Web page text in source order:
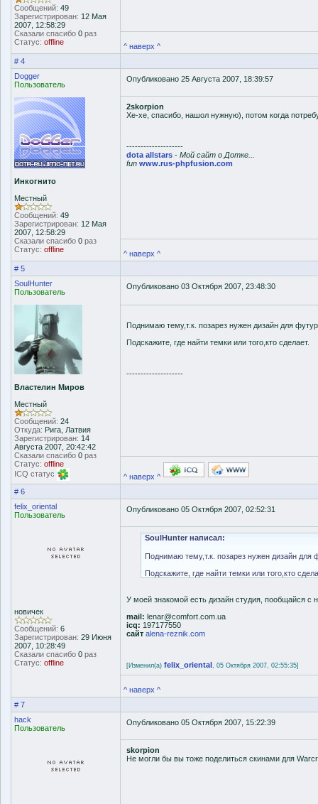
Сообщений: 49
Зарегистрирован: 12 Мая
2007, 12:58:29
Сказали спасибо 0 раз
Статус: offline
^ наверх ^
# 4
Dogger
Пользователь
Инкогнито
Местный
Сообщений: 49
Зарегистрирован: 12 Мая
2007, 12:58:29
Сказали спасибо 0 раз
Статус: offline
Опубликовано 25 Августа 2007, 18:39:57
2skorpion
Хе-хе, спасибо, нашол нужную), потом когда
--------------------
dota allstars - Мой сайт о Дотке...
fun www.rus-phpfusion.com
^ наверх ^
# 5
SoulHunter
Пользователь
Властелин Миров
Местный
Сообщений: 24
Откуда: Рига, Латвия
Зарегистрирован: 14
Августа 2007, 20:42:42
Сказали спасибо 0 раз
Статус: offline
ICQ статус
Опубликовано 03 Октября 2007, 23:48:30
Поднимаю тему,т.к. позарез нужен дизайн для
Подскажите, где найти темки или того,кто сделает.
--------------------
^ наверх ^
# 6
felix_oriental
Пользователь
новичек
Сообщений: 6
Зарегистрирован: 29 Июня
2007, 10:28:49
Сказали спасибо 0 раз
Статус: offline
Опубликовано 05 Октября 2007, 02:52:31
SoulHunter написал:
Поднимаю тему,т.к. позарез нужен дизайн для
Подскажите, где найти темки или того,кто
У моей знакомой есть дизайн студия, пообщайся с
mail: lenar@comfort.com.ua
icq: 197177550
сайт alena-reznik.com
[Изменил(а) felix_oriental, 05 Октября 2007, 02:55:35]
^ наверх ^
# 7
hack
Пользователь
Опубликовано 05 Октября 2007, 15:22:39
skorpion
Не могли бы вы тоже поделиться скинами для